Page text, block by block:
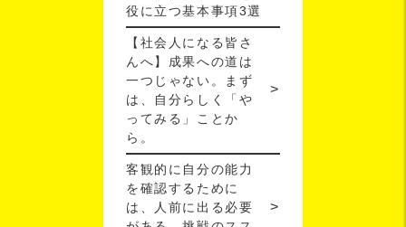
役に立つ基本事項3選
【社会人になる皆さ
んへ】成果への道は
一つじゃない。まず
は、自分らしく「や
ってみる」ことか
ら。
客観的に自分の能力
を確認するために
は、人前に出る必要